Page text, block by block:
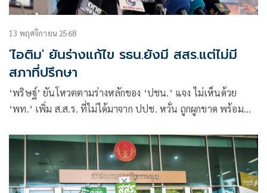
13 พฤศจิกายน 2568
'ไอติม' ยันร่างแก้ไข รธน.ยังมี สสร.แต่ไม่มี
สภาที่ปรึกษา
‘พริษฐ์’ ยันโหวตตามร่างหลักของ ‘ปชน.’ แจง ไม่เห็นด้วย
‘พท.’ เพิ่ม ส.ส.ร. ที่ไม่ได้มาจาก ปปช. หวั่น ถูกผูกขาด พร้อม